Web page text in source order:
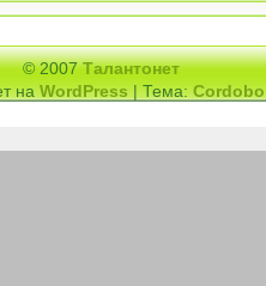
© 2007Талантонет
наWordPress| Тема:Cordobo